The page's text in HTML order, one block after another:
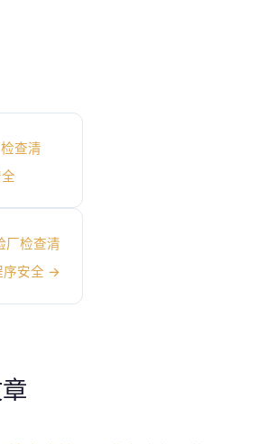
查清
厂检查清
安全 →